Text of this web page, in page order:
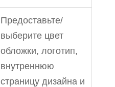
Предоставьте/
выберите цвет
обложки, логотип,
внутреннюю
страницу дизайна и